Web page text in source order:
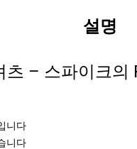
설명
츠 – 스파이크의
니다
니다